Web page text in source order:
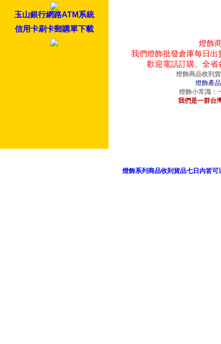
玉山銀行網路ATM系統
信用卡刷卡郵購單下載
燈飾
我們燈飾批發倉庫每日
歡迎電話訂購、全
燈飾商品收到
燈飾產
燈飾小常識：
我們是一群台
燈飾系列商品收到貨品七日內皆